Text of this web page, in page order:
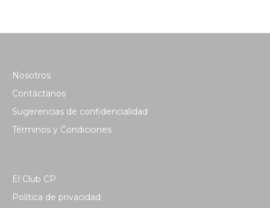
Nosotros
Contáctanos
Sugerencias de confidencialidad
Términos y Condiciones
El Club CP
Política de privacidad